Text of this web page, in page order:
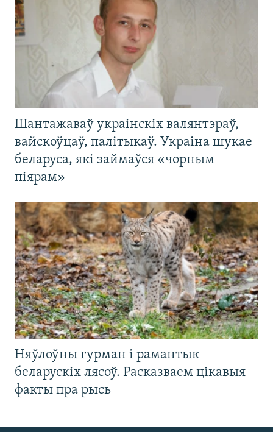
Шантажаваў украінскіх валянтэраў,
вайскоўцаў, палітыкаў. Украіна шукае
беларуса, які займаўся «чорным
піярам»
Няўлоўны гурман і рамантык
беларускіх лясоў. Расказваем цікавыя
факты пра рысь